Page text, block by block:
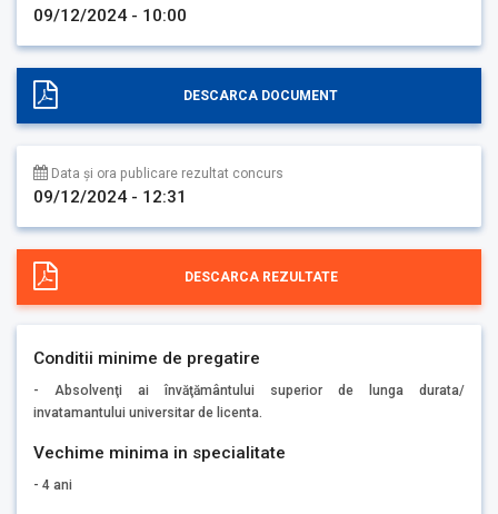
09/12/2024 - 10:00
DESCARCA DOCUMENT
Data și ora publicare rezultat concurs
09/12/2024 - 12:31
DESCARCA REZULTATE
Conditii minime de pregatire
- Absolvenţi ai învăţământului superior de lunga durata/
invatamantului universitar de licenta.
Vechime minima in specialitate
- 4 ani